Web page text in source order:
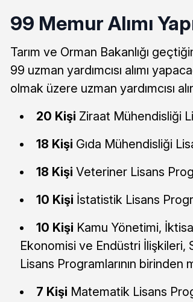
99 Memur Alımı
Tarım ve Orman Bakanlığı
99 uzman yardımcısı alımı
olmak üzere uzman yardımcısı
20 Kişi Ziraat Mühendisliği
18 Kişi Gıda Mühendisliği
18 Kişi Veteriner Lisans
10 Kişi İstatistik Lisans
10 Kişi Kamu Yönetimi,
Ekonomisi ve Endüstri İlişkileri,
Lisans Programlarının birinden
7 Kişi Matematik Lisans